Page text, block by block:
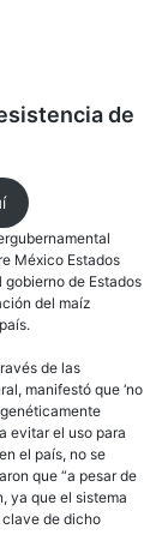
la
de
México Estados
gobierno de Estados
del maíz
de las
manifestó que ‘no
evitar el uso para
el país, no se
que “a pesar de
ya que el sistema
de dicho